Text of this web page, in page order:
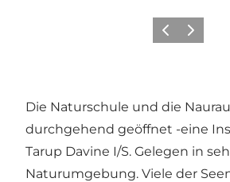
ZurückWeiter
Die Naturschule und die
durchgehend geöffnet -eine
Tarup Davine I/S. Gelegen in
Naturumgebung. Viele der